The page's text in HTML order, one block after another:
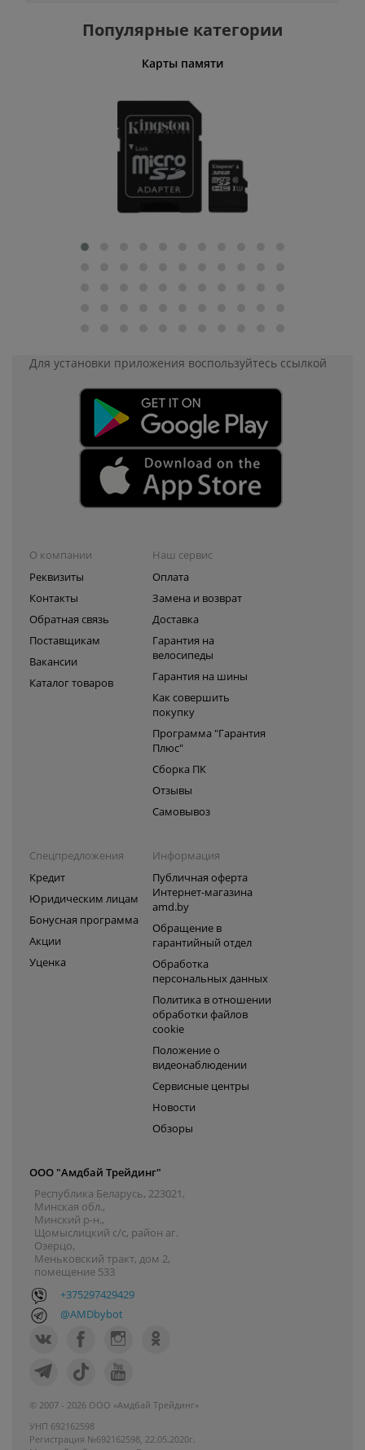
Популярные категории
Карты памяти
Для установки приложения воспользуйтесь ссылкой
О компании
Реквизиты
Контакты
Обратная связь
Поставщикам
Вакансии
Каталог товаров
Наш сервис
Оплата
Замена и возврат
Доставка
Гарантия на
велосипеды
Гарантия на шины
Как совершить
покупку
Программа "Гарантия
Плюс"
Сборка ПК
Отзывы
Самовывоз
Спецпредложения
Кредит
Юридическим лицам
Бонусная программа
Акции
Уценка
Информация
Публичная оферта
Интернет-магазина
amd.by
Обращение в
гарантийный отдел
Обработка
персональных данных
Политика в отношении
обработки файлов
cookie
Положение о
видеонаблюдении
Сервисные центры
Новости
Обзоры
ООО "Амдбай Трейдинг"
Республика Беларусь, 223021,
Минская обл.,
Минский р-н.,
Щомыслицкий с/с, район аг.
Озерцо,
Меньковский тракт, дом 2,
помещение 533
+375297429429
@AMDbybot
© 2007 - 2026 ООО «Амдбай Трейдинг»
УНП 692162598
Регистрация №692162598, 22.05.2020г.